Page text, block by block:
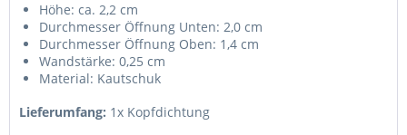
Höhe: ca. 2,2 cm
Durchmesser Öffnung Unten: 2,0 cm
Durchmesser Öffnung Oben: 1,4 cm
Wandstärke: 0,25 cm
Material: Kautschuk
Lieferumfang: 1x Kopfdichtung